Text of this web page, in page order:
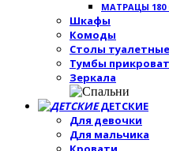
МАТРАЦЫ 180
Шкафы
Комоды
Столы туалетные
Тумбы
Зеркала
ДЕТСКИЕ
Для девочки
Для мальчика